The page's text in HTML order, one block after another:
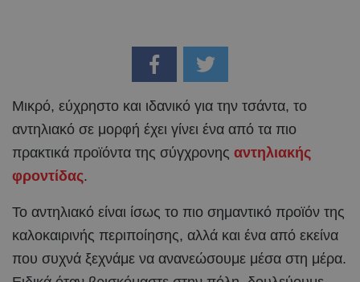
Μικρό, εύχρηστο και ιδανικό για την τσάντα, το
αντηλιακό σε μορφή έχει γίνει ένα από τα πιο
πρακτικά προϊόντα της σύγχρονης αντηλιακής
φροντίδας.
Το αντηλιακό είναι ίσως το πιο σημαντικό προϊόν της
καλοκαιρινής περιποίησης, αλλά και ένα από εκείνα
που συχνά ξεχνάμε να ανανεώσουμε μέσα στη μέρα.